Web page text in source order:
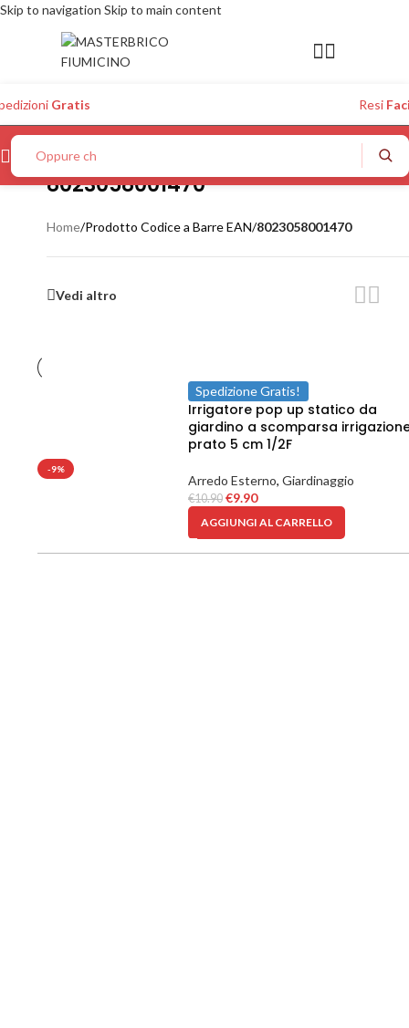
Skip to navigation Skip to main content
Gratis Resi
Oppure chiedi
8023058001470
Home/Prodotto Codice a Barre EAN/8023058001470
Vedi altro
-9%
Spedizione Gratis!
Irrigatore pop up statico da
giardino a scomparsa
prato 5 cm 1/2F
Arredo Esterno, Giardinaggio
€10.90 €9.90
AGGIUNGI AL CARRELLO